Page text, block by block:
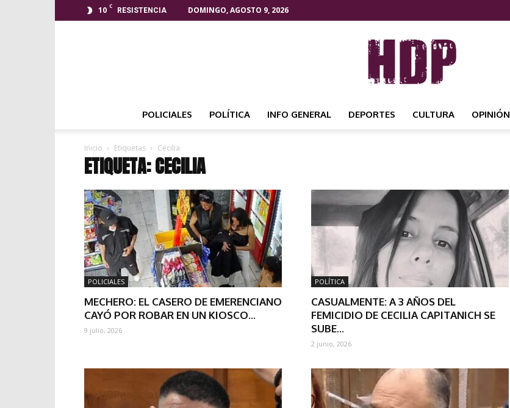
10 C
RESISTENCIA DOMINGO, AGOSTO 9, 2026
NOTICIAS
POLICIALES POLÍTICA INFO GENERAL DEPORTES CULTURA OPINIÓN
Inicio Etiquetas Cecilia
ETIQUETA: CECILIA
POLICIALES
MECHERO: EL CASERO DE EMERENCIANO
CAYÓ POR ROBAR EN UN KIOSCO...
9 julio, 2026
POLÍTICA
CASUALMENTE: A 3 AÑOS DEL
FEMICIDIO DE CECILIA CAPITANICH SE
SUBE...
2 junio, 2026